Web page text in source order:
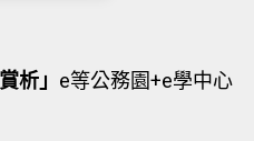
析」 e等公務園+e學中心